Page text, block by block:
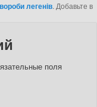
легенів. Добавьте в
поля